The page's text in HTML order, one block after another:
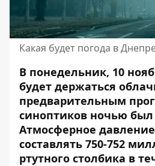
Какая будет погода в
В понедельник, 10
будет держаться
предварительным
синоптиков ночью
Атмосферное
составлять 750-752
ртутного столбика в